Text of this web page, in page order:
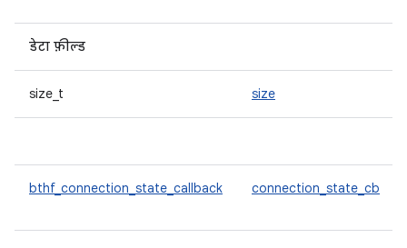
डेटा फ़ील्ड
size_t size
bthf_connection_state_callback connection_state_cb